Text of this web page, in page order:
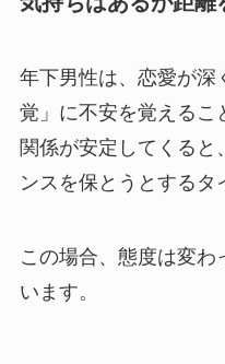
年下男性は、恋愛が深
覚」に不安を覚えるこ
関係が安定してくると
ンスを保とうとするタ
この場合、態度は変わ
います。